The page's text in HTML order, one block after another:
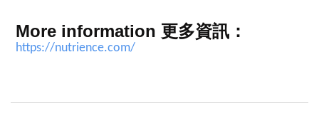
More information 更多資訊：
https://nutrience.com/